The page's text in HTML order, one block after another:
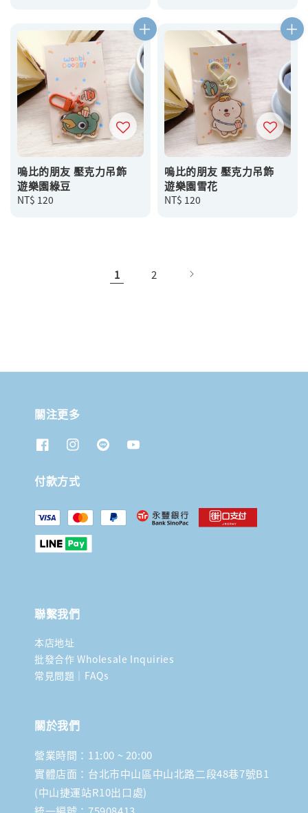
嗚比的朋友 壓克力吊飾
遊樂園綠豆
Regular
NT$ 120
嗚比的朋友 壓克力吊飾
遊樂園雪花
Regular
NT$ 120
1 2
關注更多
付款方式
聯繫我們
本店地址
批發合作 Wholesale Inquiries
常見問題｜FAQs
關於我們
營業時間：11:00 ~ 20:00
實體店面：台北市中山區中山北路二段48巷7號B1
(中山捷運站R10出口處)